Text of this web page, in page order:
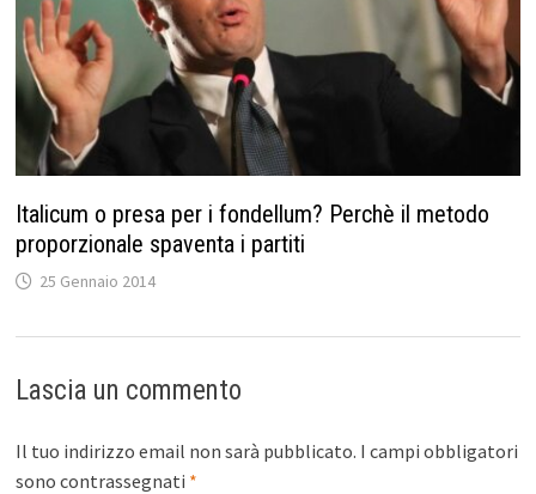
Italicum o presa per i fondellum? Perchè il metodo
proporzionale spaventa i partiti
25 Gennaio 2014
Lascia un commento
Il tuo indirizzo email non sarà pubblicato. I campi obbligatori
sono contrassegnati *